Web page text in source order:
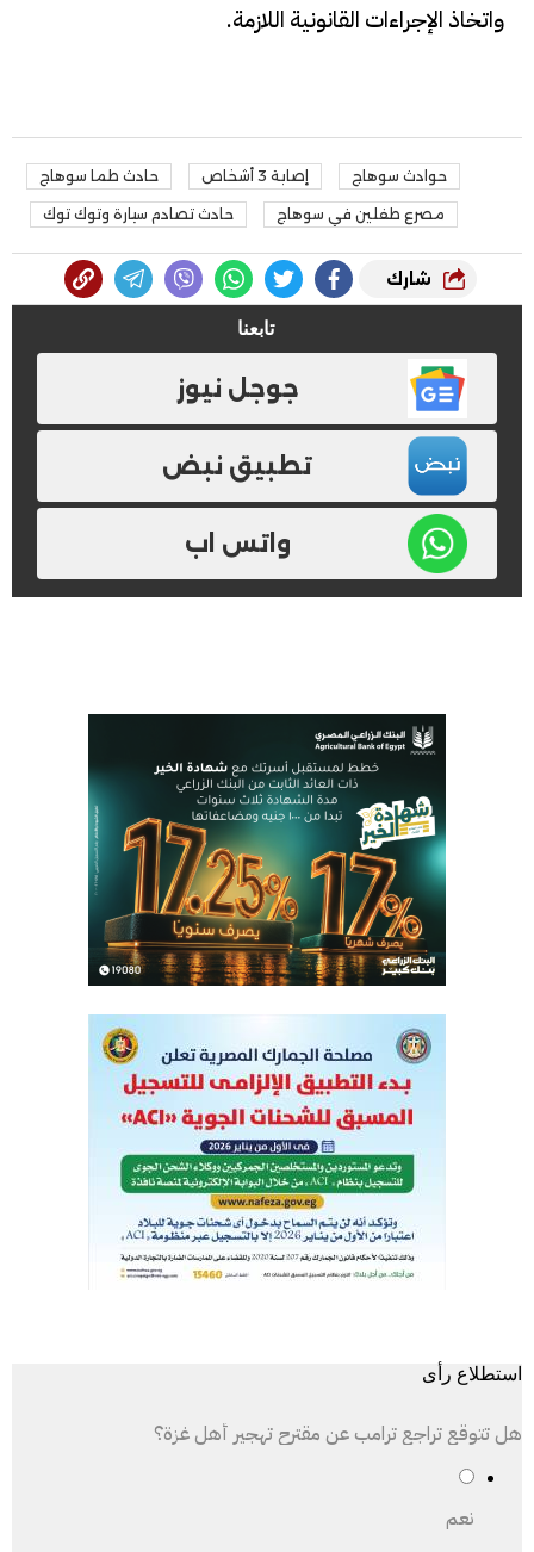
واتخاذ الإجراءات القانونية اللازمة.
حوادث سوهاج إصابة 3 أشخاص حادث طما سوهاج
مصرع طفلين في سوهاج حادث تصادم سيارة وتوك توك
شارك
تابعنا
جوجل نيوز
تطبيق نبض
واتس اب
استطلاع رأى
هل تتوقع تراجع ترامب عن مقترح تهجير أهل غزة؟
نعم